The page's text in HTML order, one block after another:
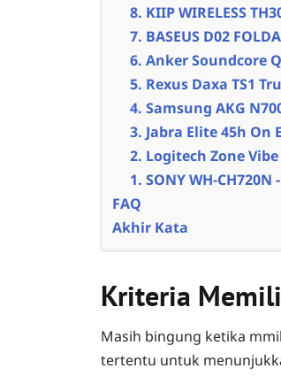
8. KIIP WIRELESS
7. BASEUS D02
6. Anker Soundcore
5. Rexus Daxa TS1
4. Samsung AKG
3. Jabra Elite 45h On
2. Logitech Zone
1. SONY WH-CH720N
FAQ
Akhir Kata
Kriteria
Masih bingung ketika
tertentu untuk